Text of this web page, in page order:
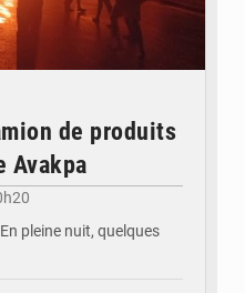
de produits
Avakpa
pleine nuit, quelques